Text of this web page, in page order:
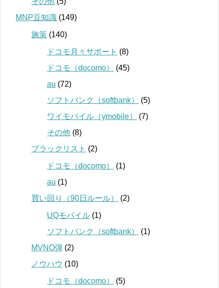
MNP豆知識 (149)
施策 (140)
ドコモ月々サポート (8)
ドコモ（docomo）
(45)
au (72)
ソフトバンク（softbank）
(5)
ワイモバイル（ymobile）
(7)
その他 (8)
ブラックリスト (2)
ドコモ（docomo）
(1)
au (1)
買い回り（90日ルール）
(2)
UQモバイル (1)
ソフトバンク（softbank）
(1)
MVNO弾 (2)
ノウハウ (10)
ドコモ（docomo）
(5)